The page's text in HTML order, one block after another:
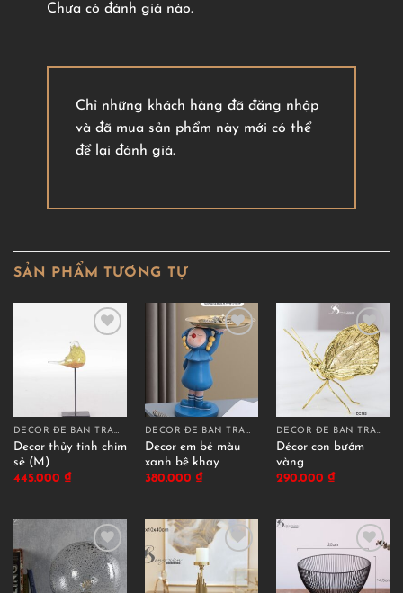
Chưa có đánh giá nào.
Chỉ những khách hàng đã đăng nhập
và đã mua sản phẩm này mới có thể
để lại đánh giá.
SẢN PHẨM TƯƠNG TỰ
DECOR ĐỂ BÀN TRANG TRÍ
Decor thủy tinh chim
sẻ (M)
445.000 ₫
DECOR ĐỂ BÀN TRANG TRÍ
Decor em bé màu
xanh bê khay
380.000 ₫
DECOR ĐỂ BÀN TRANG TRÍ
Décor con bướm
vàng
290.000 ₫